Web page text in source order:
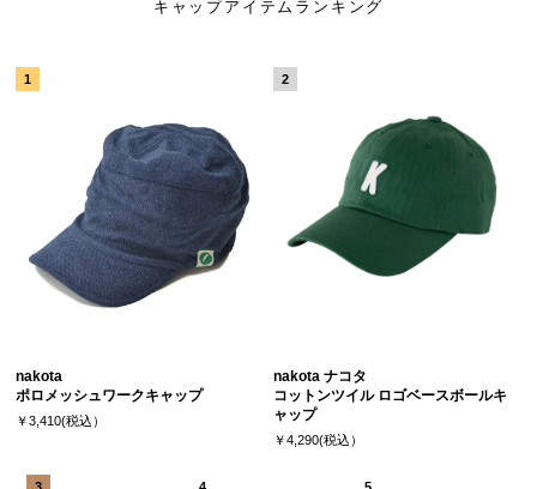
キャップアイテムランキング
nakota
ポロメッシュワークキャップ
￥3,410(税込）
nakota ナコタ
コットンツイル ロゴベースボールキ
ャップ
￥4,290(税込）